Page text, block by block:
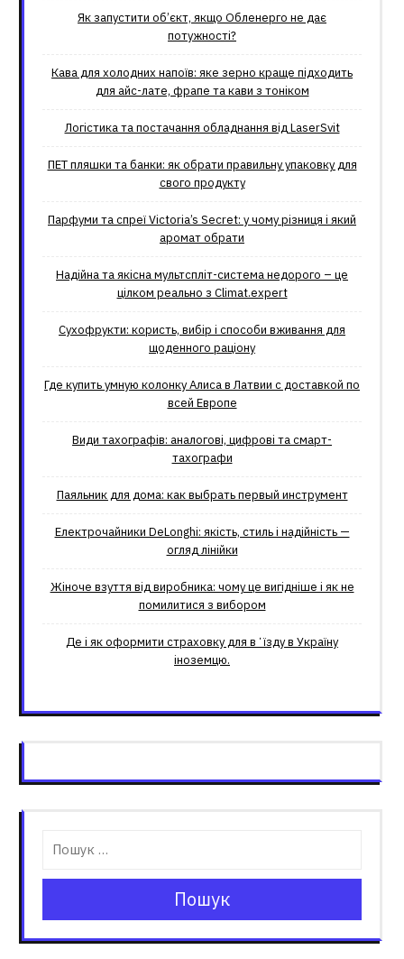
Як запустити об’єкт, якщо Обленерго не дає
потужності?
Кава для холодних напоїв: яке зерно краще підходить
для айс-лате, фрапе та кави з тоніком
Логістика та постачання обладнання від LaserSvit
ПЕТ пляшки та банки: як обрати правильну упаковку для
свого продукту
Парфуми та спреї Victoria’s Secret: у чому різниця і який
аромат обрати
Надійна та якісна мультспліт-система недорого – це
цілком реально з Climat.еxpert
Сухофрукти: користь, вибір і способи вживання для
щоденного раціону
Где купить умную колонку Алиса в Латвии с доставкой по
всей Европе
Види тахографів: аналогові, цифрові та смарт-
тахографи
Паяльник для дома: как выбрать первый инструмент
Електрочайники DeLonghi: якість, стиль і надійність —
огляд лінійки
Жіноче взуття від виробника: чому це вигідніше і як не
помилитися з вибором
Де і як оформити страховку для вʼїзду в Україну
іноземцю.
Пошук